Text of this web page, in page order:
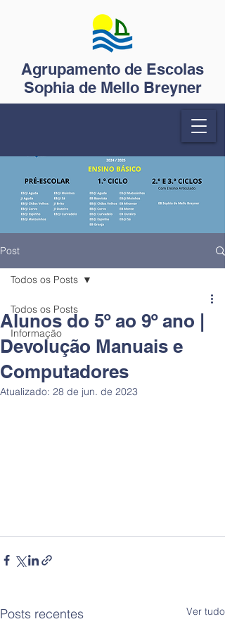
Agrupamento de Escolas
Sophia de Mello Breyner
Post
Todos os Posts
Informação
Todos os Posts
Alunos do 5º ao 9º ano |
Devolução Manuais e
Computadores
Atualizado: 28 de jun. de 2023
Posts recentes Ver tudo